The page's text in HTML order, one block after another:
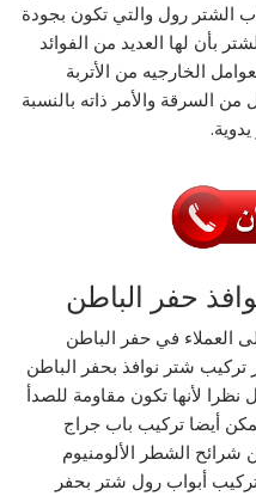
الشتر رول والتي تكون بجودة
بأن لها العديد من الفوائد
الخارجيه من الأتربة
من السرقة والأمر ذاته بالنسبة
حفر الباطن
العملاء في حفر الباطن
تركيب شتر نوافذ بحفر الباطن
نظرا لأنها تكون مقاومة للصدأ
أيضا تركيب باب جراج
الشطر الألومنيوم
أبواب رول شتر بحفر